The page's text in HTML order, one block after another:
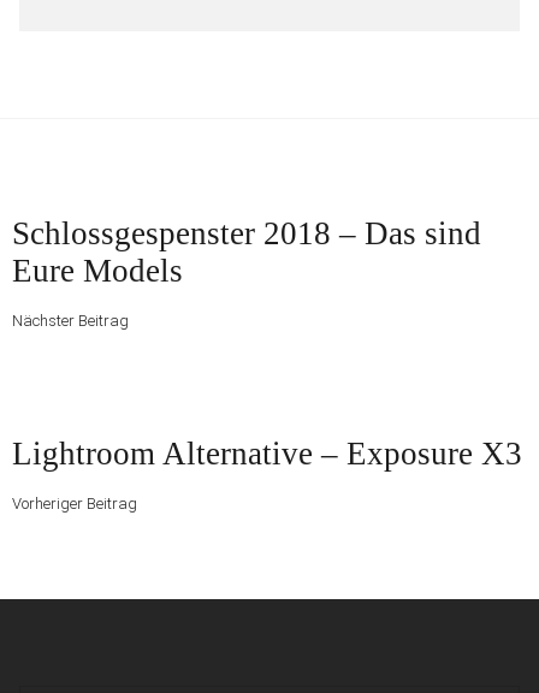
Nächster Beitrag
Schlossgespenster 2018 – Das sind
Eure Models
Nächster Beitrag
Vorheriger Beitrag
Lightroom Alternative – Exposure X3
Vorheriger Beitrag